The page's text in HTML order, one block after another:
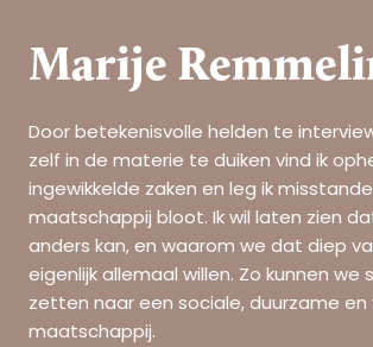
Marije
Door betekenisvolle helden te
zelf in de materie te duiken vind ik
ingewikkelde zaken en leg ik
maatschappij bloot. Ik wil laten zien
anders kan, en waarom we dat diep
eigenlijk allemaal willen. Zo kunnen we
zetten naar een sociale, duurzame en
maatschappij.